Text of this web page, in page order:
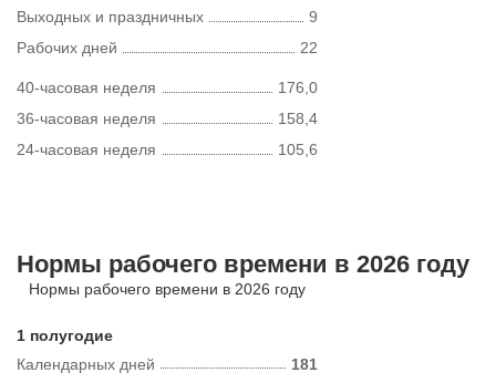
Выходных и праздничных
9
Рабочих дней
22
40-часовая неделя
176,0
36-часовая неделя
158,4
24-часовая неделя
105,6
Нормы рабочего времени в 2026 году
Нормы рабочего времени в 2026 году
1 полугодие
Календарных дней
181